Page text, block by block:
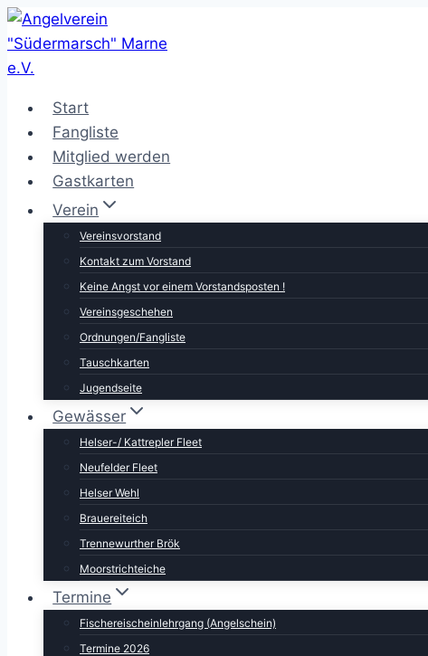
Zum
Inhalt
springen
Start
Fangliste
Mitglied werden
Gastkarten
Verein
Vereinsvorstand
Kontakt zum Vorstand
Keine Angst vor einem Vorstandsposten !
Vereinsgeschehen
Ordnungen/Fangliste
Tauschkarten
Jugendseite
Gewässer
Helser-/ Kattrepler Fleet
Neufelder Fleet
Helser Wehl
Brauereiteich
Trennewurther Brök
Moorstrichteiche
Termine
Fischereischeinlehrgang (Angelschein)
Termine 2026